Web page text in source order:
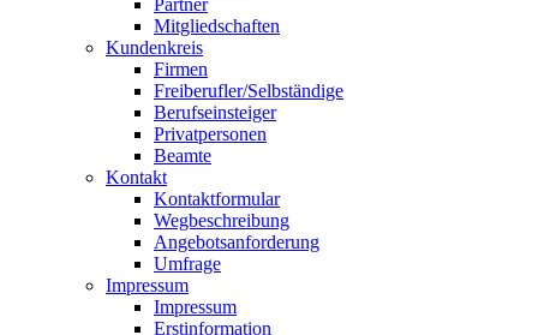
Partner
Mitgliedschaften
Kundenkreis
Firmen
Freiberufler/Selbständige
Berufseinsteiger
Privatpersonen
Beamte
Kontakt
Kontaktformular
Wegbeschreibung
Angebotsanforderung
Umfrage
Impressum
Impressum
Erstinformation